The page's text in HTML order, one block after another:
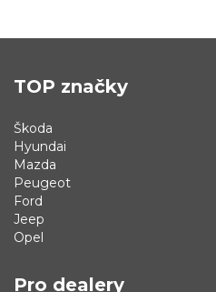
TOP značky
Škoda
Hyundai
Mazda
Peugeot
Ford
Jeep
Opel
Pro dealery